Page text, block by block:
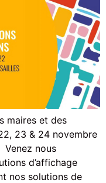
maires et des
23 & 24 novembre
nous
d’affichage
nos solutions de